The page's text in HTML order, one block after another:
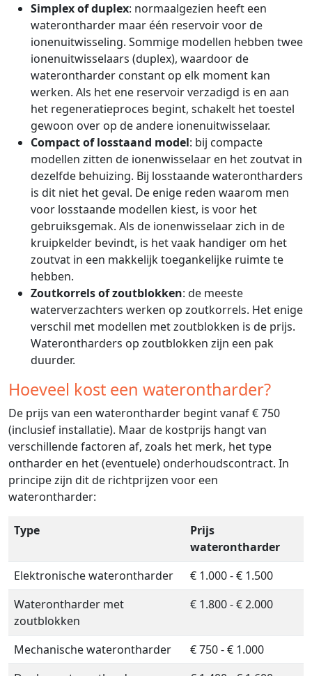
Simplex of duplex: normaalgezien heeft een
waterontharder maar één reservoir voor de
ionenuitwisseling. Sommige modellen hebben twee
ionenuitwisselaars (duplex), waardoor de
waterontharder constant op elk moment kan
werken. Als het ene reservoir verzadigd is en aan
het regeneratieproces begint, schakelt het toestel
gewoon over op de andere ionenuitwisselaar.
Compact of losstaand model: bij compacte
modellen zitten de ionenwisselaar en het zoutvat in
dezelfde behuizing. Bij losstaande waterontharders
is dit niet het geval. De enige reden waarom men
voor losstaande modellen kiest, is voor het
gebruiksgemak. Als de ionenwisselaar zich in de
kruipkelder bevindt, is het vaak handiger om het
zoutvat in een makkelijk toegankelijke ruimte te
hebben.
Zoutkorrels of zoutblokken: de meeste
waterverzachters werken op zoutkorrels. Het enige
verschil met modellen met zoutblokken is de prijs.
Waterontharders op zoutblokken zijn een pak
duurder.
Hoeveel kost een waterontharder?
De prijs van een waterontharder begint vanaf € 750
(inclusief installatie). Maar de kostprijs hangt van
verschillende factoren af, zoals het merk, het type
ontharder en het (eventuele) onderhoudscontract. In
principe zijn dit de richtprijzen voor een
waterontharder:
Type
Prijs
waterontharder
Elektronische waterontharder
€ 1.000 - € 1.500
Waterontharder met
zoutblokken
€ 1.800 - € 2.000
Mechanische waterontharder
€ 750 - € 1.000